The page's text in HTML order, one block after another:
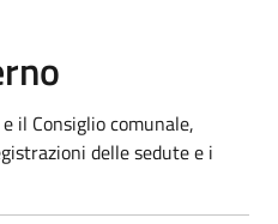
il Consiglio comunale,
delle sedute e i